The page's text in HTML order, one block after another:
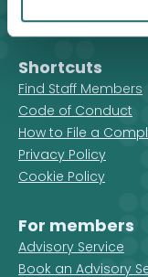
Shortcuts
Find Staff Members
Code of Conduct
How to File a
Privacy Policy
Cookie Policy
For members
Advisory Service
Book an Advisory